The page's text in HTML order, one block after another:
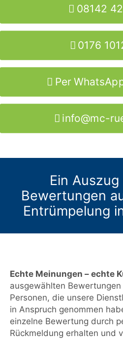
08142
0176
Per
info@mc-
Ein
Bewertungen
Entrümpelung
Echte Meinungen – echte
ausgewählten
Personen, die unsere
in Anspruch genommen
einzelne Bewertung durch
Rückmeldung erhalten und